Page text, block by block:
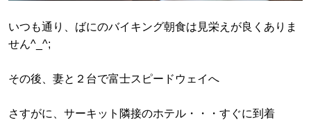
いつも通り、ばにのバイキング朝食は見栄えが良くありま
せん^_^;
その後、妻と２台で富士スピードウェイへ
さすがに、サーキット隣接のホテル・・・すぐに到着